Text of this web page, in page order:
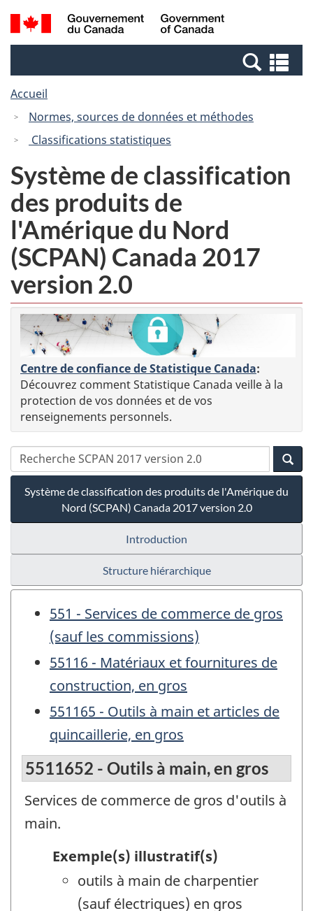
Passer
au
Passer
à
Canada
Recherche
et
et
Accueil
Normes, sources de données et méthodes
Classifications statistiques
Système de classification
des produits de
l'Amérique du Nord
(SCPAN) Canada 2017
version 2.0
Centre de confiance de Statistique Canada:
Découvrez comment Statistique Canada veille à la
protection de vos données et de vos
renseignements personnels.
Système de classification des produits de l'Amérique du
Nord (SCPAN) Canada 2017 version 2.0
Introduction
Structure hiérarchique
551 - Services de commerce de gros
(sauf les commissions)
55116 - Matériaux et fournitures de
construction, en gros
551165 - Outils à main et articles de
quincaillerie, en gros
5511652 - Outils à main, en gros
Services de commerce de gros d'outils à
main.
Exemple(s) illustratif(s)
outils à main de charpentier
(sauf électriques) en gros